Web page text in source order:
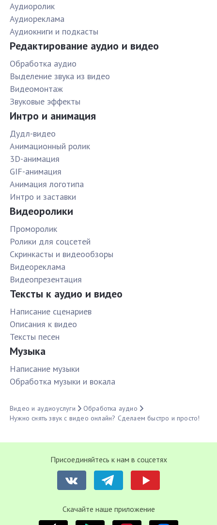
Аудиоролик
Аудиореклама
Аудиокниги и подкасты
Редактирование аудио и видео
Обработка аудио
Выделение звука из видео
Видеомонтаж
Звуковые эффекты
Интро и анимация
Дудл-видео
Анимационный ролик
3D-анимация
GIF-анимация
Анимация логотипа
Интро и заставки
Видеоролики
Проморолик
Ролики для соцсетей
Скринкасты и видеообзоры
Видеореклама
Видеопрезентация
Тексты к аудио и видео
Написание сценариев
Описания к видео
Тексты песен
Музыка
Написание музыки
Обработка музыки и вокала
Видео и аудиоуслуги
Обработка аудио
Нужно снять звук с видео онлайн? Сделаем быстро и просто!
Присоединяйтесь к нам в соцсетях
Cкачайте наше приложение